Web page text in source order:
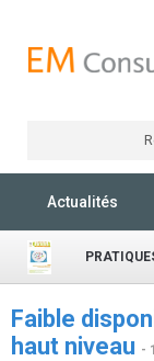
Actualités
Faible
haut niveau -